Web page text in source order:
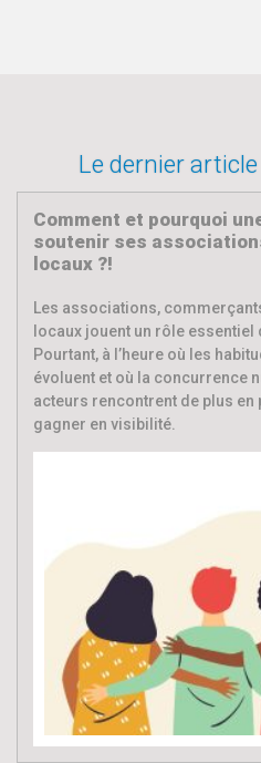
Le dernier
Comment et pourquoi
soutenir ses
locaux ?!
Les associations,
locaux jouent un rôle essentiel
Pourtant, à l’heure où les
évoluent et où la concurrence
acteurs rencontrent de plus
gagner en visibilité.